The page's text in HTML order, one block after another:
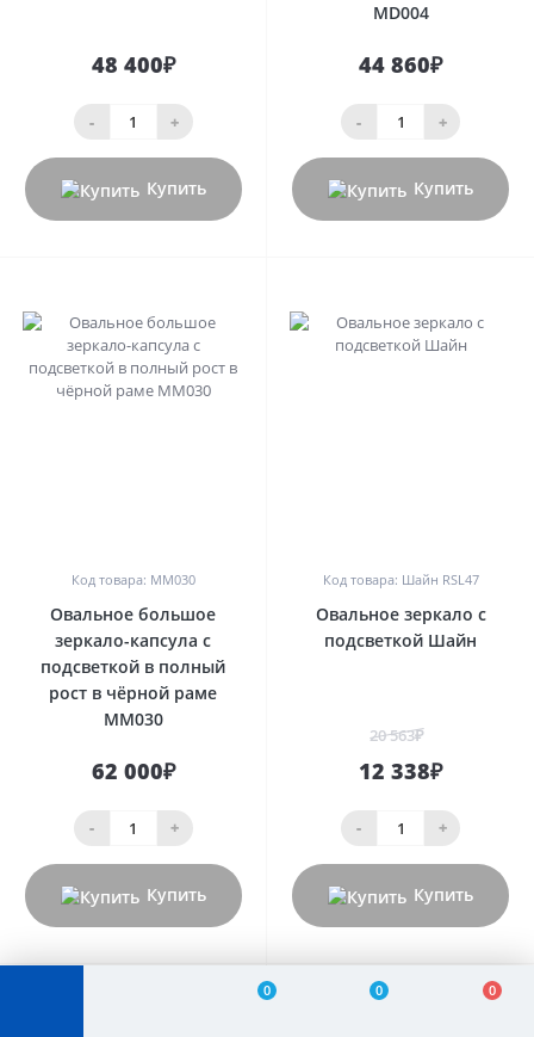
0 0 0
48 400₽
- +
Купить
MD004
44 860₽
- +
Купить
Код товара: MM030
Овальное большое
зеркало-капсула с
подсветкой в полный
рост в чёрной раме
MM030
62 000₽
- +
Купить
Код товара: Шайн RSL47
Овальное зеркало с
подсветкой Шайн
20 563₽
12 338₽
- +
Купить